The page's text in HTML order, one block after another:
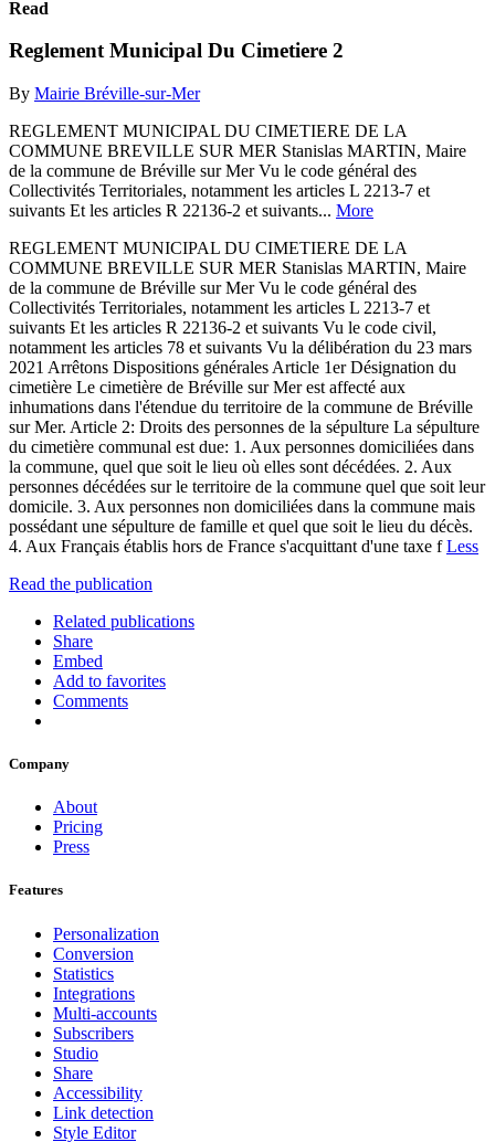
Read
Reglement Municipal Du Cimetiere 2
By Mairie Bréville-sur-Mer
REGLEMENT MUNICIPAL DU CIMETIERE DE LA
COMMUNE BREVILLE SUR MER Stanislas MARTIN, Maire
de la commune de Bréville sur Mer Vu le code général des
Collectivités Territoriales, notamment les articles L 2213-7 et
suivants Et les articles R 22136-2 et suivants... More
REGLEMENT MUNICIPAL DU CIMETIERE DE LA
COMMUNE BREVILLE SUR MER Stanislas MARTIN, Maire
de la commune de Bréville sur Mer Vu le code général des
Collectivités Territoriales, notamment les articles L 2213-7 et
suivants Et les articles R 22136-2 et suivants Vu le code civil,
notamment les articles 78 et suivants Vu la délibération du 23 mars
2021 Arrêtons Dispositions générales Article 1er Désignation du
cimetière Le cimetière de Bréville sur Mer est affecté aux
inhumations dans l'étendue du territoire de la commune de Bréville
sur Mer. Article 2: Droits des personnes de la sépulture La sépulture
du cimetière communal est due: 1. Aux personnes domiciliées dans
la commune, quel que soit le lieu où elles sont décédées. 2. Aux
personnes décédées sur le territoire de la commune quel que soit leur
domicile. 3. Aux personnes non domiciliées dans la commune mais
possédant une sépulture de famille et quel que soit le lieu du décès.
4. Aux Français établis hors de France s'acquittant d'une taxe fLess
Read the publication
Related publications
Share
Embed
Add to favorites
Comments
Company
About
Pricing
Press
Features
Personalization
Conversion
Statistics
Integrations
Multi-accounts
Subscribers
Studio
Share
Accessibility
Link detection
Style Editor